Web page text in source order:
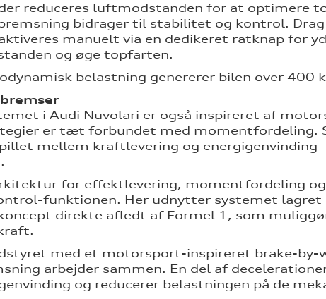
reduceres luftmodstanden for at optimere
bidrager til stabilitet og kontrol. Drag
manuelt via en dedikeret ratknap for
og øge topfarten.
belastning genererer bilen over 400
i Audi Nuvolari er også inspireret af
er tæt forbundet med momentfordeling.
mellem kraftlevering og
for effektlevering, momentfordeling
funktionen. Her udnytter systemet
direkte afledt af Formel 1, som
med et motorsport-inspireret brake-by-
arbejder sammen. En del af
og reducerer belastningen på de